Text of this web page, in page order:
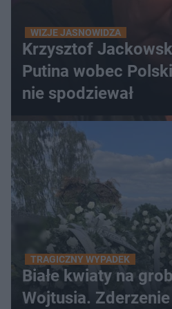
WIZJE JASNOWIDZA
Krzysztof
Putina wobec
nie spodziewał
TRAGICZNY WYPADEK
Białe kwiaty na
Wojtusia.